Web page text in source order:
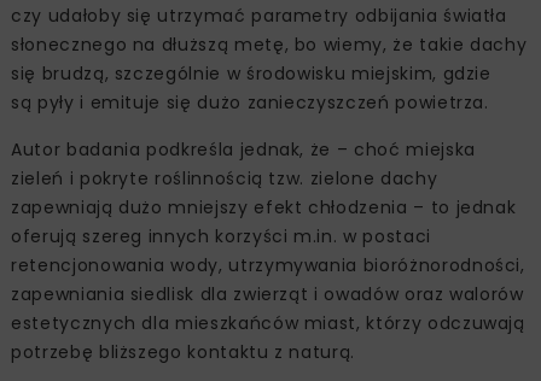
czy udałoby się utrzymać parametry odbijania światła
słonecznego na dłuższą metę, bo wiemy, że takie dachy
się brudzą, szczególnie w środowisku miejskim, gdzie
są pyły i emituje się dużo zanieczyszczeń powietrza.
Autor badania podkreśla jednak, że – choć miejska
zieleń i pokryte roślinnością tzw. zielone dachy
zapewniają dużo mniejszy efekt chłodzenia – to jednak
oferują szereg innych korzyści m.in. w postaci
retencjonowania wody, utrzymywania bioróżnorodności,
zapewniania siedlisk dla zwierząt i owadów oraz walorów
estetycznych dla mieszkańców miast, którzy odczuwają
potrzebę bliższego kontaktu z naturą.